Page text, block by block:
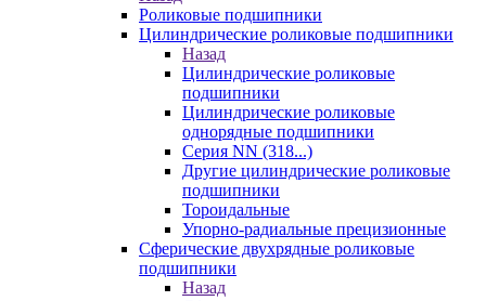
Роликовые подшипники
Цилиндрические роликовые подшипники
Назад
Цилиндрические роликовые
подшипники
Цилиндрические роликовые
однорядные подшипники
Серия NN (318...)
Другие цилиндрические роликовые
подшипники
Тороидальные
Упорно-радиальные прецизионные
Сферические двухрядные роликовые
подшипники
Назад